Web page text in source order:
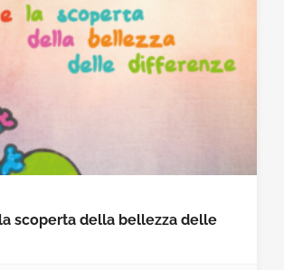
scoperta della bellezza delle